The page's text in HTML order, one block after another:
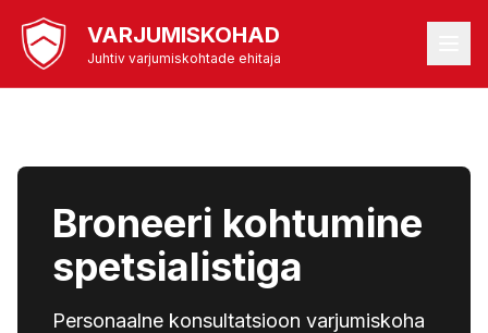
VARJUMISKOHAD
Juhtiv varjumiskohtade ehitaja
Broneeri kohtumine
spetsialistiga
Personaalne konsultatsioon varjumiskoha